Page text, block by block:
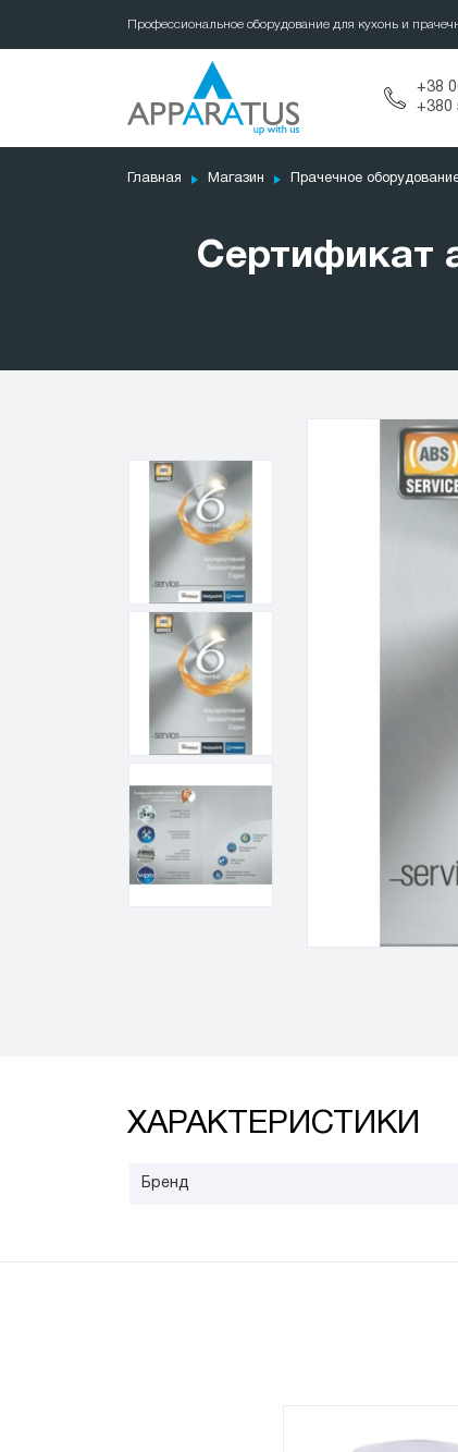
Профессиональное оборудование для кухонь и
+38
+380
Главная Магазин Прачечное
Сертификат
ХАРАКТЕРИСТИКИ
Бренд